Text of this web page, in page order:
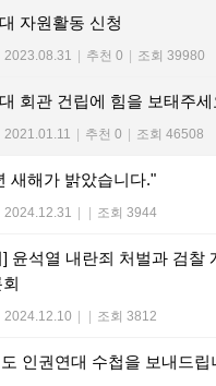
자원활동 신청
2023.08.31 추천 0 조회 39980
회관 건립에 힘을 보태주세
2021.01.11 추천 0 조회 46508
새해가 밝았습니다."
2024.12.31 조회 3944
] 윤석열 내란죄 처벌과 검찰
2024.12.10 조회 3812
인권연대 수첩을 보내드립